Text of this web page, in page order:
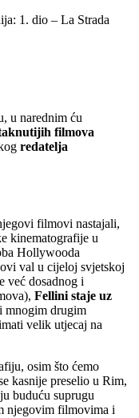
u narednim ću
filmova
redatelja
filmovi nastajali,
kinematografije u
Hollywooda
val u cijeloj svjetskoj
već dosadnog i
Fellini staje uz
mnogim drugim
velik utjecaj na
osim što ćemo
kasnije preselio u Rim,
buduću suprugu
njegovim filmovima i